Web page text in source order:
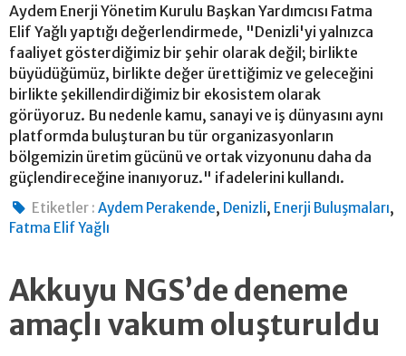
Aydem Enerji Yönetim Kurulu Başkan Yardımcısı Fatma
Elif Yağlı yaptığı değerlendirmede, "Denizli'yi yalnızca
faaliyet gösterdiğimiz bir şehir olarak değil; birlikte
büyüdüğümüz, birlikte değer ürettiğimiz ve geleceğini
birlikte şekillendirdiğimiz bir ekosistem olarak
görüyoruz. Bu nedenle kamu, sanayi ve iş dünyasını aynı
platformda buluşturan bu tür organizasyonların
bölgemizin üretim gücünü ve ortak vizyonunu daha da
güçlendireceğine inanıyoruz." ifadelerini kullandı.
Etiketler : Aydem Perakende, Denizli, Enerji Buluşmaları,
Fatma Elif Yağlı
Akkuyu NGS’de deneme
amaçlı vakum oluşturuldu